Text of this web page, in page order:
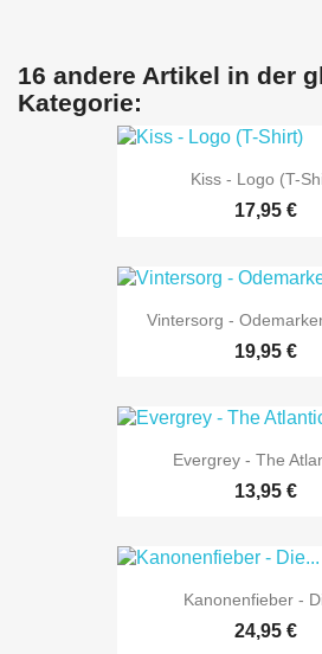
16 andere Artikel in der
Kategorie:
Kiss - Logo (T-
17,95 €
Vintersorg -
19,95 €
Evergrey - The
13,95 €
Kanonenfieber -
24,95 €